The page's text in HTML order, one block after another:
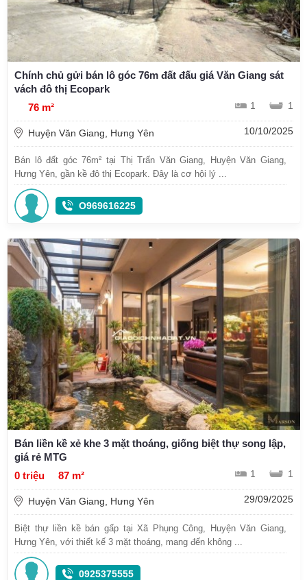
Chính chủ gửi bán lô góc 76m đất đấu giá Văn Giang sát
vách đô thị Ecopark
76 m²
1 1
Huyện Văn Giang, Hưng Yên 10/10/2025
Bán lô đất góc 76m² tại Thị Trấn Văn Giang, Huyện Văn Giang,
Hưng Yên, gần kề đô thị Ecopark. Đây là cơ hội lý ...
O969616225
Bán liền kề xẻ khe 3 mặt thoáng, giống biệt thự song lập,
giá rẻ MTG
0 triệu
87 m² 1 1
Huyện Văn Giang, Hưng Yên 29/09/2025
Biệt thự liền kề bán gấp tại Xã Phụng Công, Huyện Văn Giang,
Hưng Yên, với thiết kế 3 mặt thoáng, mang đến không ...
0925375555